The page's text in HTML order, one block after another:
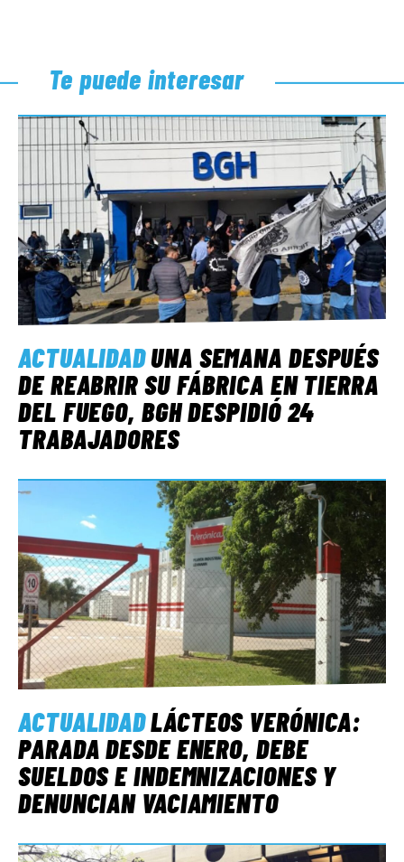
Te puede interesar
ACTUALIDADUNA SEMANA DESPUÉS
DE REABRIR SU FÁBRICA EN TIERRA
DEL FUEGO, BGH DESPIDIÓ 24
TRABAJADORES
ACTUALIDADLÁCTEOS VERÓNICA:
PARADA DESDE ENERO, DEBE
SUELDOS E INDEMNIZACIONES Y
DENUNCIAN VACIAMIENTO